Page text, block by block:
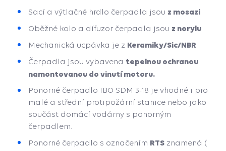
Sací a výtlačné hrdlo čerpadla jsou z mosazi
Oběžné kolo a dífuzor čerpadla jsou z norylu
Mechanická ucpávka je z Keramiky/Sic/NBR
Čerpadla jsou vybavena tepelnou ochranou
namontovanou do vinutí motoru.
Ponorné čerpadlo IBO SDM 3-18 je vhodné i pro
malé a střední protipožární stanice nebo jako
součást domácí vodárny s ponorným
čerpadlem.
Ponorné čerpadlo s označením RTS znamená (